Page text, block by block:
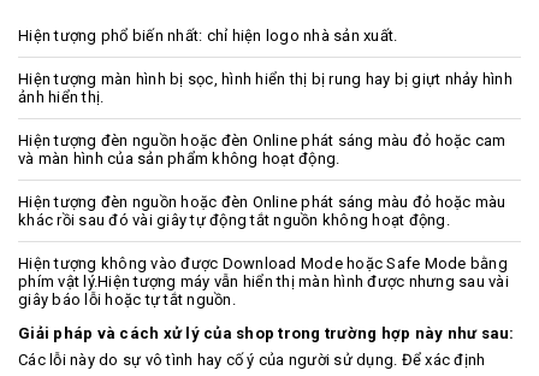
Hiện tượng phổ biến nhất: chỉ hiện logo nhà sản xuất.
Hiện tượng màn hình bị sọc, hình hiển thị bị rung hay bị giựt nhảy hình
ảnh hiển thị.
Hiện tượng đèn nguồn hoặc đèn Online phát sáng màu đỏ hoặc cam
và màn hình của sản phẩm không hoạt động.
Hiện tượng đèn nguồn hoặc đèn Online phát sáng màu đỏ hoặc màu
khác rồi sau đó vài giây tự động tắt nguồn không hoạt động.
Hiện tượng không vào được Download Mode hoặc Safe Mode bằng
phím vật lý.Hiện tượng máy vẫn hiển thị màn hình được nhưng sau vài
giây báo lỗi hoặc tự tắt nguồn.
Giải pháp và cách xử lý của shop trong trường hợp này như sau:
Các lỗi này do sự vô tình hay cố ý của người sử dụng. Để xác định